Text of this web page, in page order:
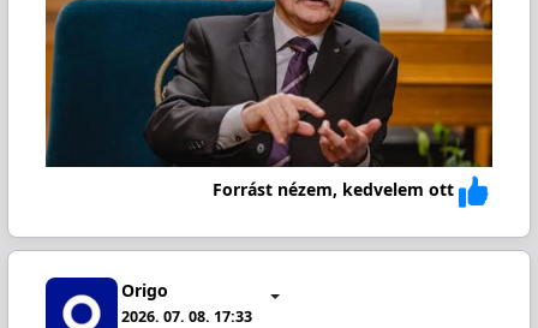
Forrást nézem, kedvelem ott
Origo
2026. 07. 08. 17:33